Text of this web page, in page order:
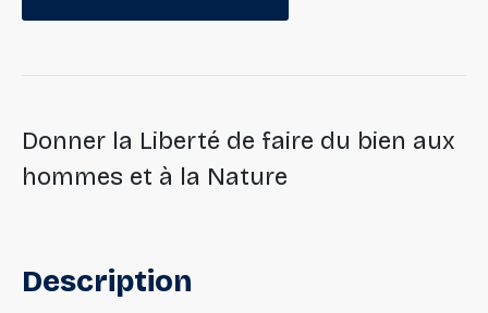
Donner la Liberté de faire du bien aux
hommes et à la Nature
Description